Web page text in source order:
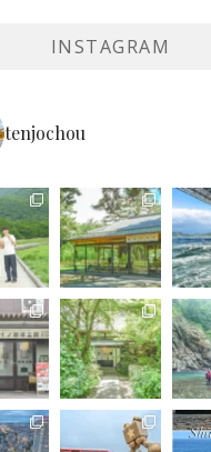
INSTAGRAM
tenjochou